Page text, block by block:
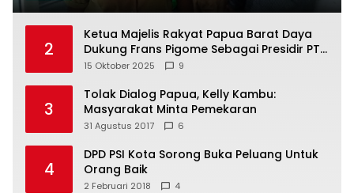
2
Ketua Majelis Rakyat Papua Barat Daya
Dukung Frans Pigome Sebagai Presidir PT
Freeport Indonesia
15 Oktober 2025 9
3
Tolak Dialog Papua, Kelly Kambu:
Masyarakat Minta Pemekaran
31 Agustus 2017 6
4
DPD PSI Kota Sorong Buka Peluang Untuk
Orang Baik
2 Februari 2018 4